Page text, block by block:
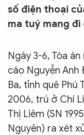
số điện thoại
ma tuý mang
Ngày 3-6, Tòa
cáo Nguyễn Anh
Ba, tỉnh quê Phú
2006, trú ở Chí
Thị Liêm (SN
Nguyên) ra xét